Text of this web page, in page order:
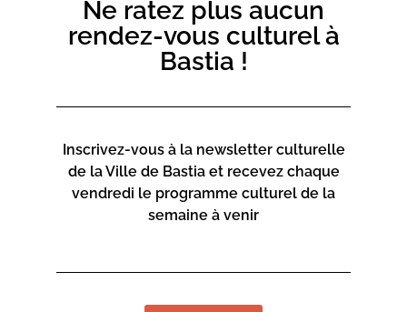
Ne ratez plus aucun
rendez-vous culturel à
Bastia !
Inscrivez-vous à la newsletter culturelle
de la Ville de Bastia et recevez chaque
vendredi le programme culturel de la
semaine à venir